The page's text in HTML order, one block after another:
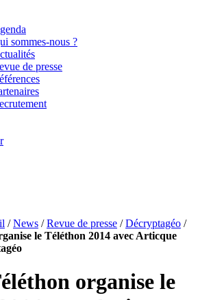
sommes-nous ?
de presse
/News /Revue de presse /Décryptagéo /
le Téléthon 2014 avec Articque
organise le